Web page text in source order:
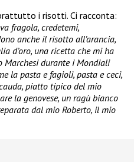
i risotti. Ci racconta:
fragola, credetemi,
anche il risotto all’arancia,
d’oro, una ricetta che mi ha
Marchesi durante i Mondiali
la pasta e fagioli, pasta e ceci,
piatto tipico del mio
la genovese, un ragù bianco
dal mio Roberto, il mio